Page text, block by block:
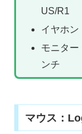
US/R1
イヤホン
モニター
ンチ
マウス：